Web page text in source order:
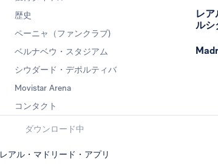
歴史
ペーニャ（ファンクラブ)
ベルナベウ・スタジアム
シウダード・デポルティバ
Movistar Arena
コンタクト
レ
ルシ
ダウンロード中
レアル・マドリード・アプリ